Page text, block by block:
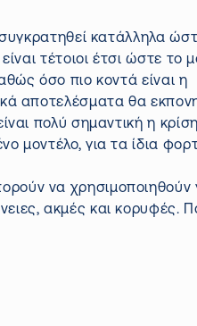
κατάλληλα
τέτοιοι έτσι ώστε το
όσο πιο κοντά είναι η
αποτελέσματα θα
πολύ σημαντική η
μοντέλο, για τα ίδια
να χρησιμοποιηθούν
ακμές και κορυφές.